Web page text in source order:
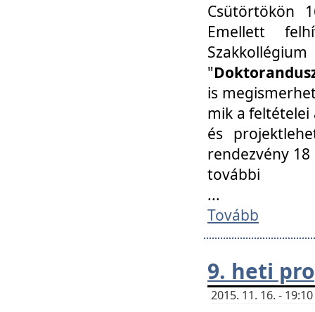
Csütörtökön
Emellett
"
is
mik a feltételei
és
rendezvény
további
...
Tovább
9. heti
2015. 11. 16. -